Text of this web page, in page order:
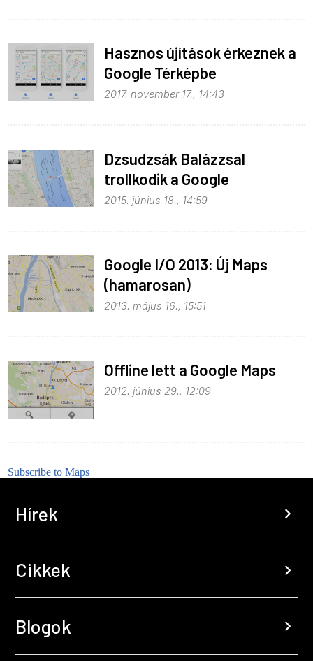
Hasznos újítások érkeznek a
Google Térképbe
2017. november 17., 14:43
Dzsudzsák Balázzsal
trollkodik a Google
2015. június 18., 14:59
Google I/O 2013: Új Maps
(hamarosan)
2013. május 16., 15:51
Offline lett a Google Maps
2012. június 29., 12:09
Subscribe to Maps
Hírek chevron_right
Cikkek chevron_right
Blogok chevron_right